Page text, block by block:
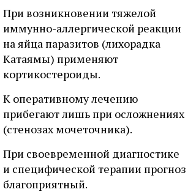
При возникновении тяжелой
иммунно-аллергической реакции
на яйца паразитов (лихорадка
Катаямы) применяют
кортикостероиды.
К оперативному лечению
прибегают лишь при осложнениях
(стенозах мочеточника).
При своевременной диагностике
и специфической терапии прогноз
благоприятный.